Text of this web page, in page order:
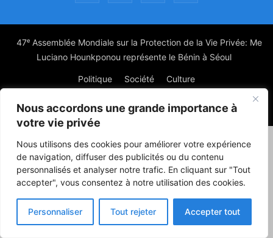
Nous accordons une grande importance à
votre vie privée
Nous utilisons des cookies pour améliorer votre expérience
de navigation, diffuser des publicités ou du contenu
personnalisés et analyser notre trafic. En cliquant sur "Tout
accepter", vous consentez à notre utilisation des cookies.
Personnaliser Tout rejeter Accepter tout
47ᵉ Assemblée Mondiale sur la Protection de la Vie Privée: Me
Luciano Hounkponou représente le Bénin à Séoul
Politique Société Culture
© Powered by digitXplus Francophone